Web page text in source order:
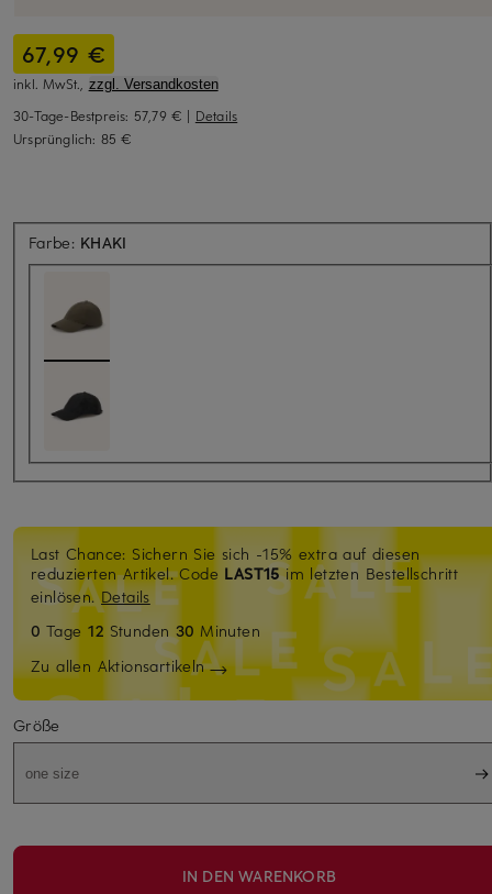
67,99 €
inkl. MwSt., zzgl. Versandkosten
30-Tage-Bestpreis: 57,79 € | Details
Ursprünglich: 85 €
Farbe: KHAKI
Last Chance: Sichern Sie sich -15% extra auf diesen
reduzierten Artikel. Code LAST15im letzten Bestellschritt
einlösen.Details
0 Tage12 Stunden 30 Minuten
Zu allen Aktionsartikeln
Größe
one size
IN DEN WARENKORB